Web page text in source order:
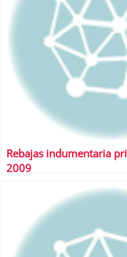
Rebajas indumentaria
2009